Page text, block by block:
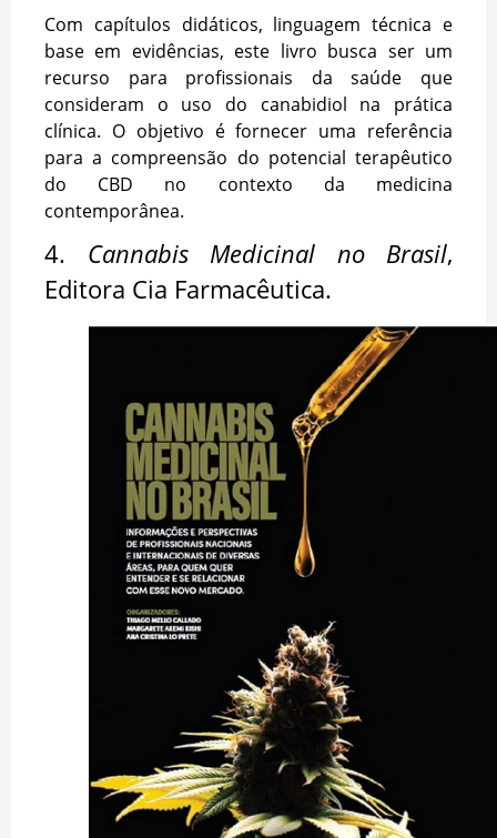
Com capítulos didáticos, linguagem técnica e
base em evidências, este livro busca ser um
recurso para profissionais da saúde que
consideram o uso do canabidiol na prática
clínica. O objetivo é fornecer uma referência
para a compreensão do potencial terapêutico
do CBD no contexto da medicina
contemporânea.
4. Cannabis Medicinal no Brasil,
Editora Cia Farmacêutica.